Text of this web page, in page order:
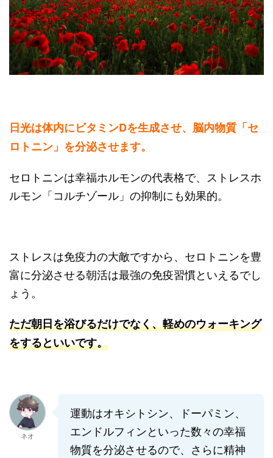
日光は体内にビタミンDを生成させ、脳内物質「セ
ロトニン」を分泌させます。
セロトニンは幸福ホルモンの代表格で、ストレスホ
ルモン「コルチゾール」の抑制にも効果的。
ストレスは免疫力の大敵ですから、セロトニンを豊
富に分泌させる朝活は最強の免疫習慣といえるでし
ょう。
ただ朝日を浴びるだけでなく、軽めのウォーキング
をするといいです。
ネオ
運動はオキシトシン、ドーパミン、
エンドルフィンといった数々の幸福
物質を分泌させるので、さらに精神